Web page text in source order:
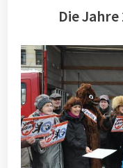
Die